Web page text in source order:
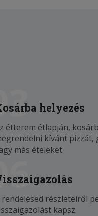
helyezés
étterem étlapján,
kívánt
más ételeket.
rendelésed részleteiről
kapsz.